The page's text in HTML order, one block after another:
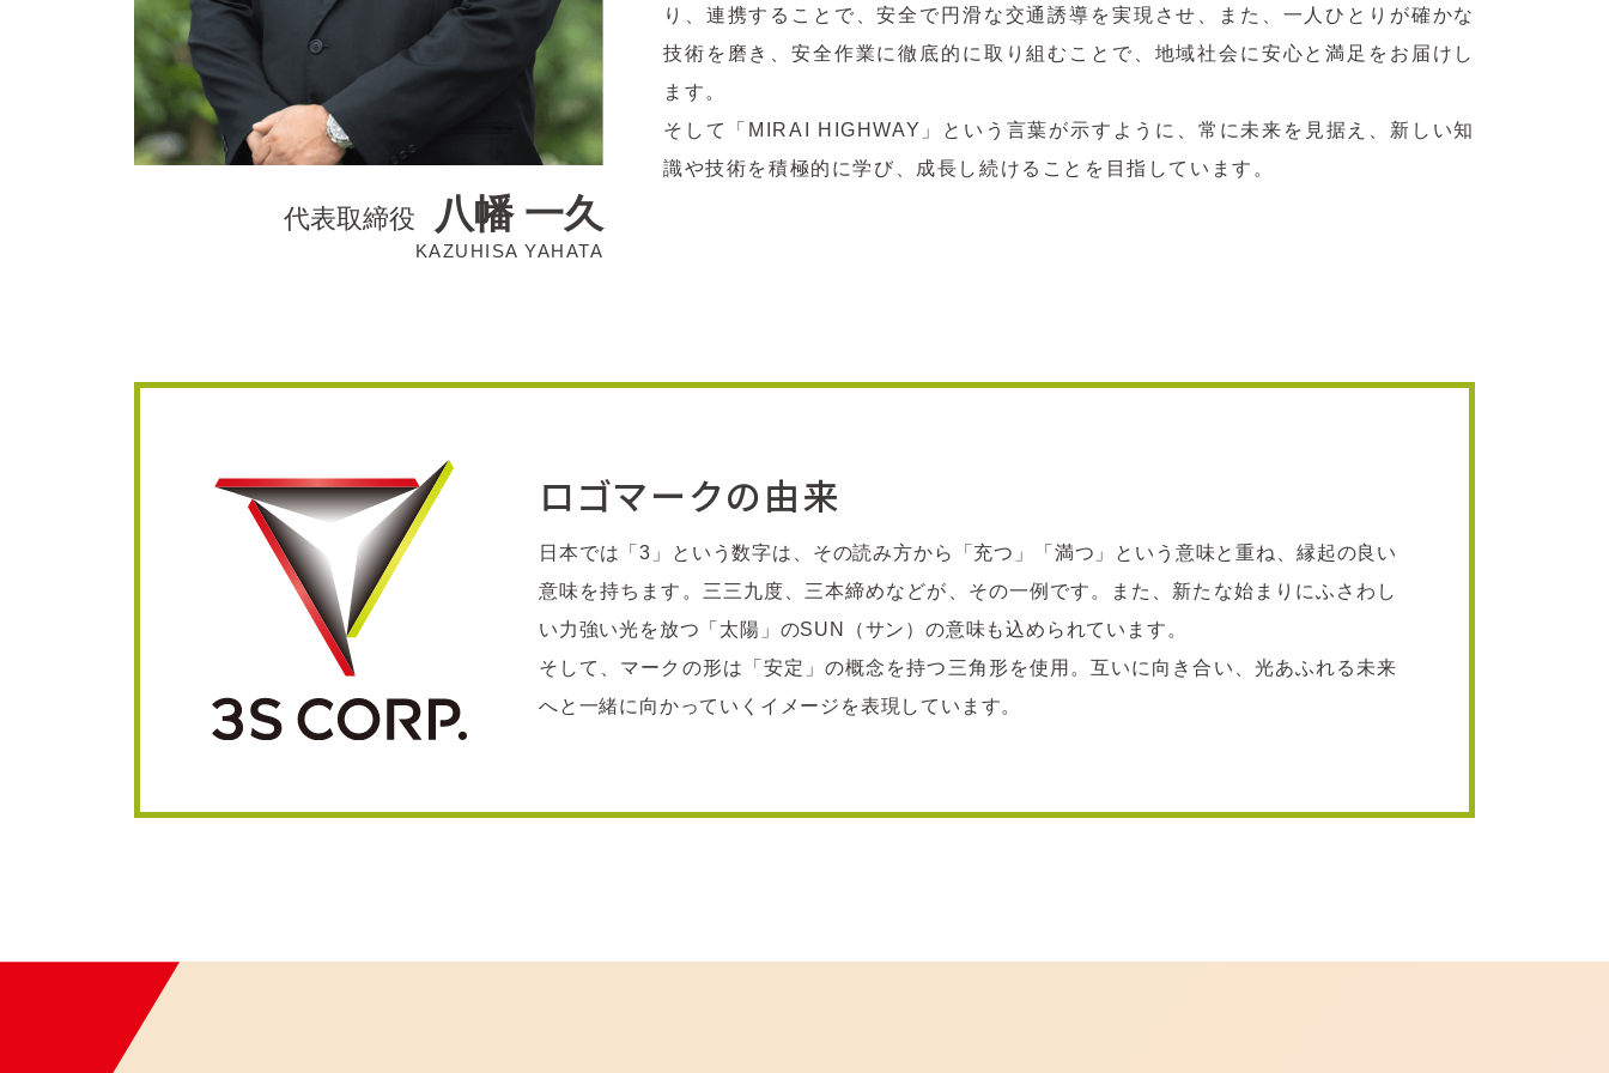
代表取締役 八幡 一久
KAZUHISA YAHATA
り、連携することで、安全で円滑な交通誘導を実現させ、また、一人ひとりが確かな
技術を磨き、安全作業に徹底的に取り組むことで、地域社会に安心と満足をお届けし
ます。
そして「MIRAI HIGHWAY」という言葉が示すように、常に未来を見据え、新しい知
識や技術を積極的に学び、成長し続けることを目指しています。
ロゴマークの由来
日本では「3」という数字は、その読み方から「充つ」「満つ」という意味と重ね、縁起の良い
意味を持ちます。三三九度、三本締めなどが、その一例です。また、新たな始まりにふさわし
い力強い光を放つ「太陽」のSUN（サン）の意味も込められています。
そして、マークの形は「安定」の概念を持つ三角形を使用。互いに向き合い、光あふれる未来
へと一緒に向かっていくイメージを表現しています。